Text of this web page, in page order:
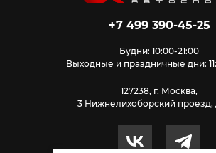
+7 499 390-45-25
Будни: 10:00-21:00
Выходные и праздничные дни:
127238, г. Москва,
3 Нижнелихоборский проезд,